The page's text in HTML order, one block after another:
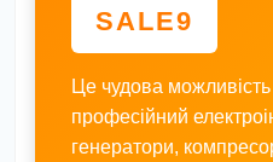
SALE9
Це чудова
професійний
генератори,